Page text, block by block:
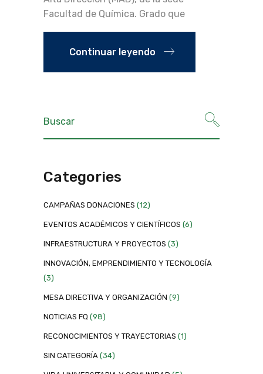
Facultad de Química. Grado que
Continuar leyendo
Categories
CAMPAÑAS DONACIONES (12)
EVENTOS ACADÉMICOS Y CIENTÍFICOS (6)
INFRAESTRUCTURA Y PROYECTOS (3)
INNOVACIÓN, EMPRENDIMIENTO Y TECNOLOGÍA
(3)
MESA DIRECTIVA Y ORGANIZACIÓN (9)
NOTICIAS FQ (98)
RECONOCIMIENTOS Y TRAYECTORIAS (1)
SIN CATEGORÍA (34)